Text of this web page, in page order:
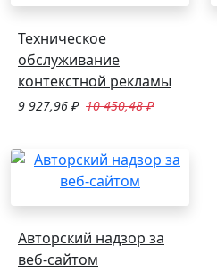
Техническое
обслуживание
контекстной рекламы
9 927,96₽ 10 450,48₽
Авторский надзор за
веб-сайтом